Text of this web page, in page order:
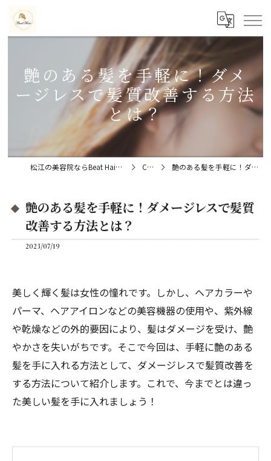
艶のある髪を手軽に！ダメ
ージレスで髪質改善する方法
とは？
松江の美容院ならBeat Hair（ビートヘアー）髪質改善特化型サロン Column 艶のある髪を手軽に！ダメージレスで髪質改善する方法とは？
艶のある髪を手軽に！ダメージレスで髪質
改善する方法とは？
2023/07/19
美しく輝く髪は女性の憧れです。しかし、ヘアカラーや
パーマ、ヘアアイロンなどの美容機器の使用や、紫外線
や乾燥などの外的要因により、髪はダメージを受け、艶
やかさを失いがちです。そこで今回は、手軽に艶のある
髪を手に入れる方法として、ダメージレスで髪質改善を
する方法について紹介します。これで、今までとは違っ
た美しい髪を手に入れましょう！